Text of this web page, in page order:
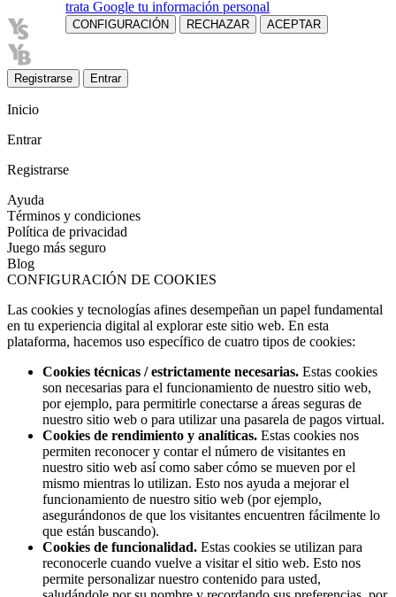
Registrarse Entrar
Inicio
Entrar
Registrarse
Ayuda
Términos y condiciones
Política de privacidad
Juego más seguro
Blog
CONFIGURACIÓN DE COOKIES
Las cookies y tecnologías afines desempeñan un papel fundamental
en tu experiencia digital al explorar este sitio web. En esta
plataforma, hacemos uso específico de cuatro tipos de cookies:
Cookies técnicas / estrictamente necesarias. Estas cookies
son necesarias para el funcionamiento de nuestro sitio web,
por ejemplo, para permitirle conectarse a áreas seguras de
nuestro sitio web o para utilizar una pasarela de pagos virtual.
Cookies de rendimiento y analíticas. Estas cookies nos
permiten reconocer y contar el número de visitantes en
nuestro sitio web así como saber cómo se mueven por el
mismo mientras lo utilizan. Esto nos ayuda a mejorar el
funcionamiento de nuestro sitio web (por ejemplo,
asegurándonos de que los visitantes encuentren fácilmente lo
que están buscando).
Cookies de funcionalidad. Estas cookies se utilizan para
reconocerle cuando vuelve a visitar el sitio web. Esto nos
permite personalizar nuestro contenido para usted,
trata Google tu información personal
CONFIGURACIÓN RECHAZAR ACEPTAR